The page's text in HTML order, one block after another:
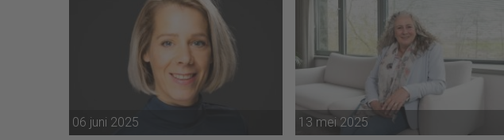
People & Culture-strategie leiden, met
speciale aandacht voor leiderschap,
cultuur en duurzame groei.
06 juni 2025 13 mei 2025